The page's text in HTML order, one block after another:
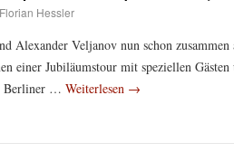
Florian Hessler
Alexander Veljanov nun schon
einer Jubiläumstour mit speziellen
Berliner … Weiterlesen →